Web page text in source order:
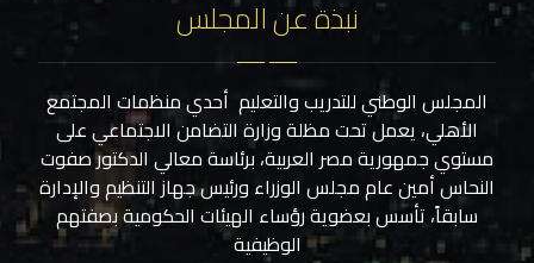
نبذة عن المجلس
المجلس الوطني للتدريب والتعليم أحدي منظمات المجتمع
الأهلي، يعمل تحت مظلة وزارة التضامن الاجتماعي على
مستوي جمهورية مصر العربية، برئاسة معالي الدكتور صفوت
النحاس أمين عام مجلس الوزراء ورئيس جهاز التنظيم والإدارة
سابقاً، تأسس بعضوية رؤساء الهيئات الحكومية بصفتهم
الوظيفية